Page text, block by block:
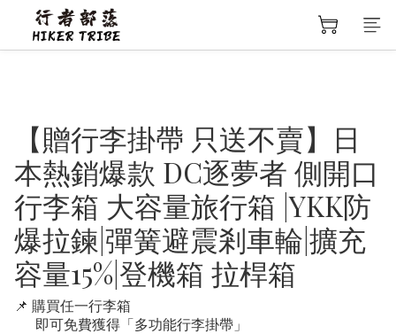
【贈行李掛帶 只送不賣】日
本熱銷爆款 DC逐夢者 側開口
行李箱 大容量旅行箱 |YKK防
爆拉鍊|彈簧避震剎車輪|擴充
容量15%|登機箱 拉桿箱
📌 購買任一行李箱
      即可免費獲得「多功能行李掛帶」